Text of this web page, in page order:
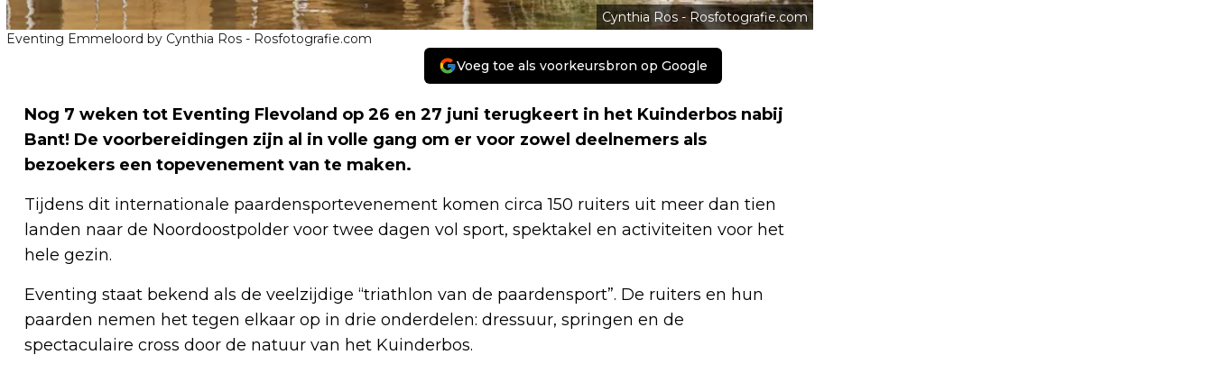
Cynthia Ros - Rosfotografie.com
Eventing Emmeloord by Cynthia Ros - Rosfotografie.com
Voeg toe als voorkeursbron op Google
Nog 7 weken tot Eventing Flevoland op 26 en 27 juni terugkeert in het Kuinderbos nabij
Bant! De voorbereidingen zijn al in volle gang om er voor zowel deelnemers als
bezoekers een topevenement van te maken.
Tijdens dit internationale paardensportevenement komen circa 150 ruiters uit meer dan tien
landen naar de Noordoostpolder voor twee dagen vol sport, spektakel en activiteiten voor het
hele gezin.
Eventing staat bekend als de veelzijdige “triathlon van de paardensport”. De ruiters en hun
paarden nemen het tegen elkaar op in drie onderdelen: dressuur, springen en de
spectaculaire cross door de natuur van het Kuinderbos.